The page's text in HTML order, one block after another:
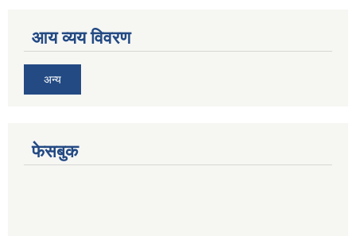
आय व्यय विवरण
अन्य
फेसबुक